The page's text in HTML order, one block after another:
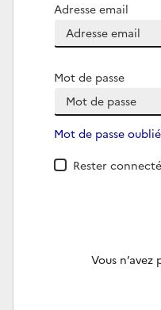
Adresse email
Mot de passe
Mot de passe oublié
Rester connecté
Vous